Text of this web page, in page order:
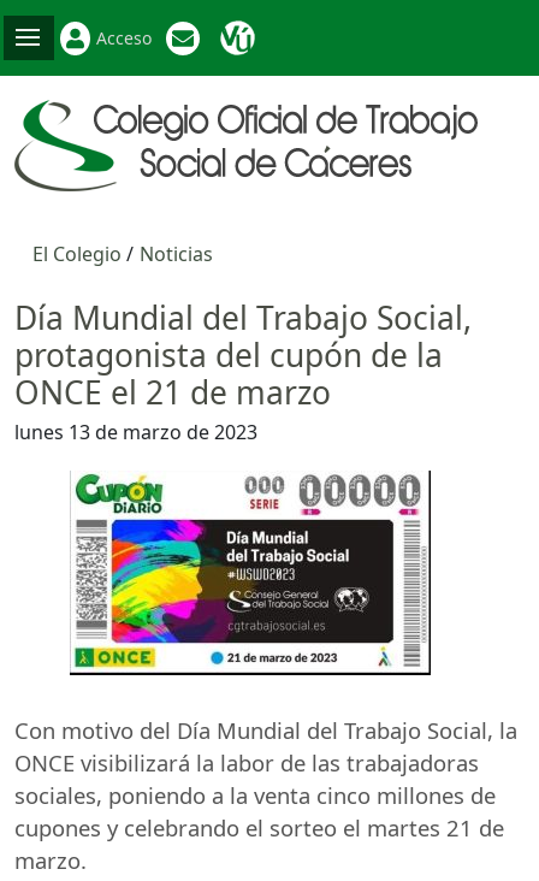
Acceso
El Colegio Noticias
Día Mundial del Trabajo Social,
protagonista del cupón de la
ONCE el 21 de marzo
lunes 13 de marzo de 2023
Con motivo del Día Mundial del Trabajo Social, la
ONCE visibilizará la labor de las trabajadoras
sociales, poniendo a la venta cinco millones de
cupones y celebrando el sorteo el martes 21 de
marzo.